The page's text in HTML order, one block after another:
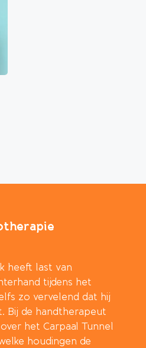
heeft last van
tijdens het
zo vervelend dat hij
Bij de handtherapeut
het Carpaal Tunnel
houdingen de